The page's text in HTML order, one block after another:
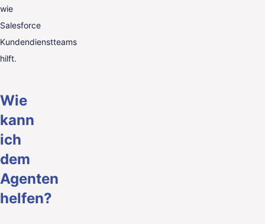
wie
Salesforce
Kundendienstteams
hilft.
Wie
kann
ich
dem
Agenten
helfen?